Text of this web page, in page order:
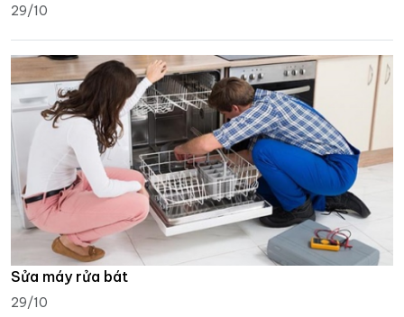
29/10
Sửa máy rửa bát
29/10